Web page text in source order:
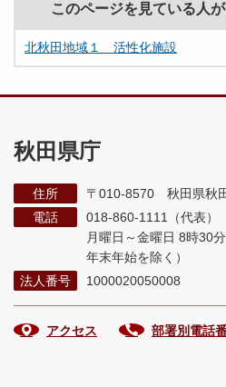
このページを見ている人
北秋田地域１ 活性化施設
秋田県庁
住所
〒010-8570 秋田県秋
電話
018-860-1111（代表）
月曜日～金曜日 8時30
年末年始を除く）
法人番号
1000020050008
アクセス 部署別電話